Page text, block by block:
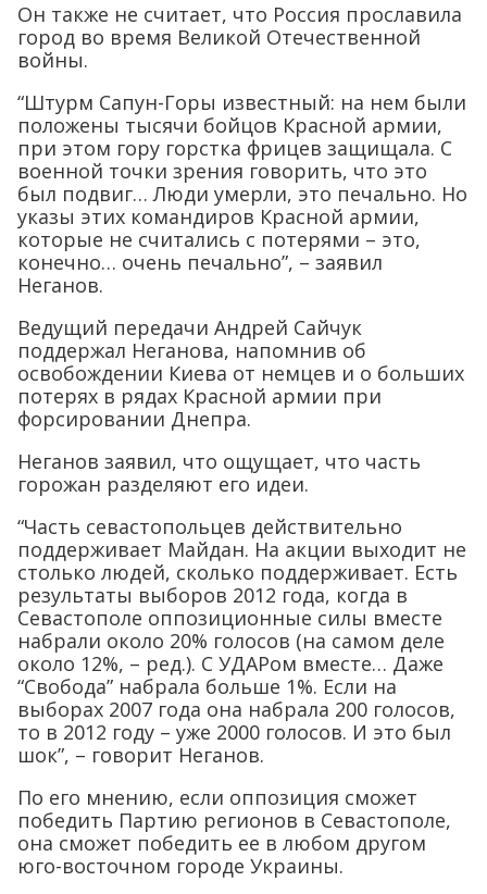
Он также не считает, что Россия прославила
город во время Великой Отечественной
войны.
“Штурм Сапун-Горы известный: на нем были
положены тысячи бойцов Красной армии,
при этом гору горстка фрицев защищала. С
военной точки зрения говорить, что это
был подвиг… Люди умерли, это печально. Но
указы этих командиров Красной армии,
которые не считались с потерями – это,
конечно… очень печально”, – заявил
Неганов.
Ведущий передачи Андрей Сайчук
поддержал Неганова, напомнив об
освобождении Киева от немцев и о больших
потерях в рядах Красной армии при
форсировании Днепра.
Неганов заявил, что ощущает, что часть
горожан разделяют его идеи.
“Часть севастопольцев действительно
поддерживает Майдан. На акции выходит не
столько людей, сколько поддерживает. Есть
результаты выборов 2012 года, когда в
Севастополе оппозиционные силы вместе
набрали около 20% голосов (на самом деле
около 12%, – ред.). С УДАРом вместе… Даже
“Свобода” набрала больше 1%. Если на
выборах 2007 года она набрала 200 голосов,
то в 2012 году – уже 2000 голосов. И это был
шок”, – говорит Неганов.
По его мнению, если оппозиция сможет
победить Партию регионов в Севастополе,
она сможет победить ее в любом другом
юго-восточном городе Украины.